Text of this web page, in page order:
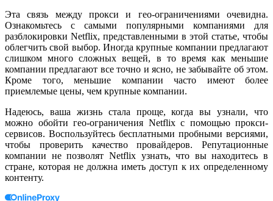
Эта связь между прокси и гео-ограничениями очевидна.
Ознакомьтесь с самыми популярными компаниями для
разблокировки Netflix, представленными в этой статье, чтобы
облегчить свой выбор. Иногда крупные компании предлагают
слишком много сложных вещей, в то время как меньшие
компании предлагают все точно и ясно, не забывайте об этом.
Кроме того, меньшие компании часто имеют более
приемлемые цены, чем крупные компании.
Надеюсь, ваша жизнь стала проще, когда вы узнали, что
можно обойти гео-ограничения Netflix с помощью прокси-
сервисов. Воспользуйтесь бесплатными пробными версиями,
чтобы проверить качество провайдеров. Репутационные
компании не позволят Netflix узнать, что вы находитесь в
стране, которая не должна иметь доступ к их определенному
контенту.